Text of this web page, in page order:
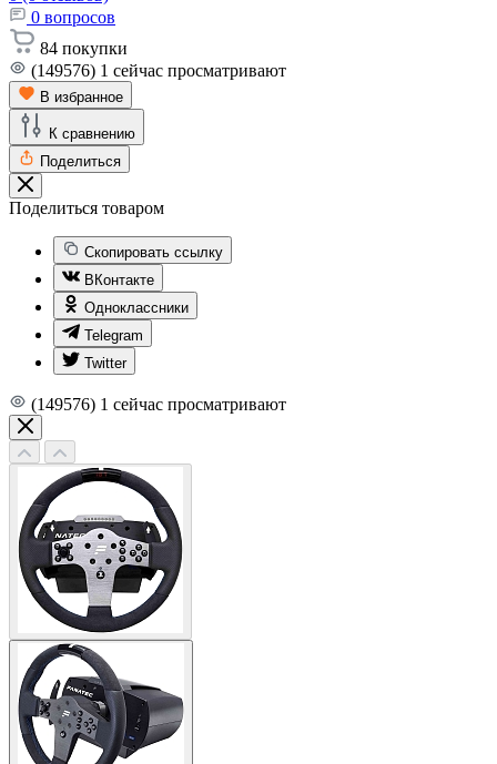
0 вопросов
84 покупки
(149576) 1 сейчас просматривают
В избранное
К сравнению
Поделиться
Поделиться товаром
Скопировать ссылку
ВКонтакте
Одноклассники
Telegram
Twitter
(149576) 1 сейчас просматривают